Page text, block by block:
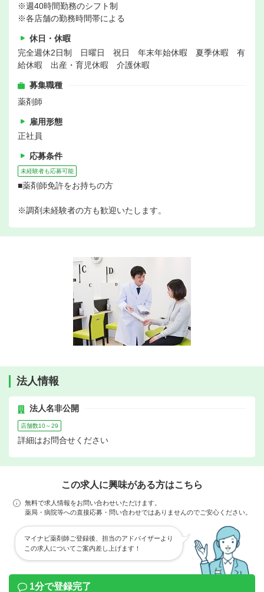
※週40時間勤務のシフト制
※各店舗の勤務時間帯による
休日・休暇
完全週休2日制 日曜日 祝日 年末年始休暇 夏季休暇 有
給休暇 出産・育児休暇 介護休暇
募集職種
薬剤師
雇用形態
正社員
応募条件
未経験者も応募可能
■薬剤師免許をお持ちの方
※調剤未経験者の方も歓迎いたします。
法人情報
法人名非公開
店舗数10～29
詳細はお問合せください
この求人に興味がある方はこちら
無料で求人情報をお問い合わせいただけます。
薬局・病院等への直接応募・問い合わせではありませんのでご安心ください。
マイナビ薬剤師ご登録後、担当のアドバイザーより
この求人についてご案内差し上げます！
1分で登録完了